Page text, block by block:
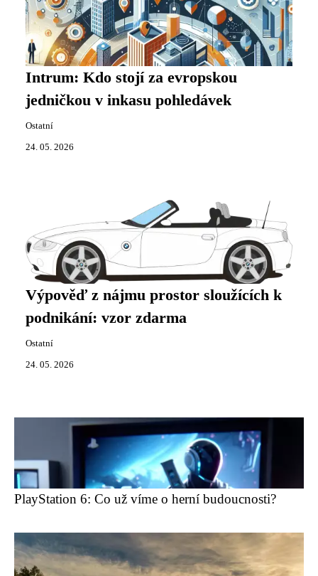
Intrum: Kdo stojí za evropskou
jedničkou v inkasu pohledávek
Ostatní
24. 05. 2026
Výpověď z nájmu prostor sloužících k
podnikání: vzor zdarma
Ostatní
24. 05. 2026
PlayStation 6: Co už víme o herní budoucnosti?